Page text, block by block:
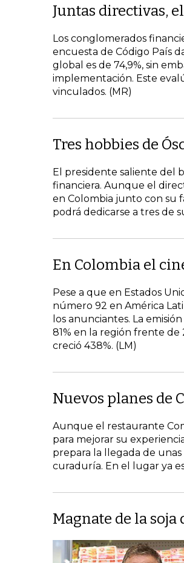
Juntas directivas,
Los conglomerados
encuesta de Código País
global es de 74,9%, sin
implementación. Este
vinculados. (MR)
Tres hobbies de
El presidente saliente del
financiera. Aunque el
en Colombia junto con su
podrá dedicarse a tres de
En Colombia el
Pese a que en Estados
número 92 en América
los anunciantes. La
81% en la región frente de
creció 438%. (LM)
Nuevos planes de
Aunque el restaurante
para mejorar su
prepara la llegada de
curaduría. En el lugar ya
Magnate de la soja